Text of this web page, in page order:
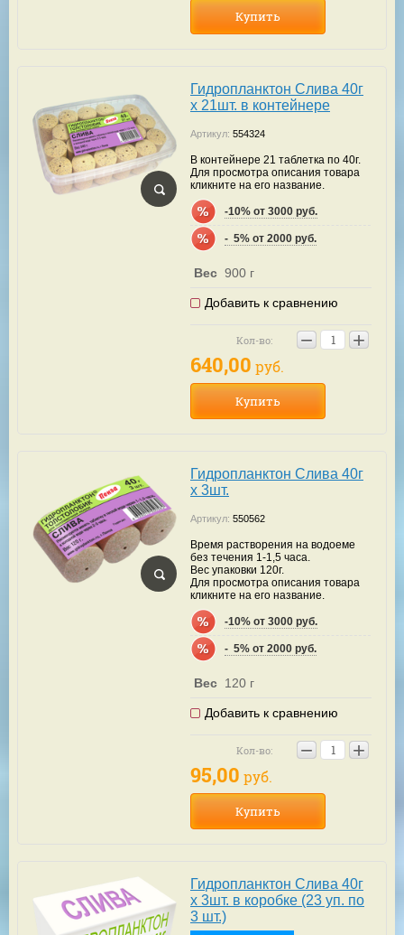
Купить
Гидропланктон Слива 40г
х 21шт. в контейнере
Артикул: 554324
В контейнере 21 таблетка по 40г.
Для просмотра описания товара
кликните на его название.
-10% от 3000 руб.
-  5% от 2000 руб.
Вес 900 г
Добавить к сравнению
Кол-во: − +
640,00 руб.
Купить
Гидропланктон Слива 40г
х 3шт.
Артикул: 550562
Время растворения на водоеме
без течения 1-1,5 часа.
Вес упаковки 120г.
Для просмотра описания товара
кликните на его название.
-10% от 3000 руб.
-  5% от 2000 руб.
Вес 120 г
Добавить к сравнению
Кол-во: − +
95,00 руб.
Купить
Гидропланктон Слива 40г
х 3шт. в коробке (23 уп. по
3 шт.)